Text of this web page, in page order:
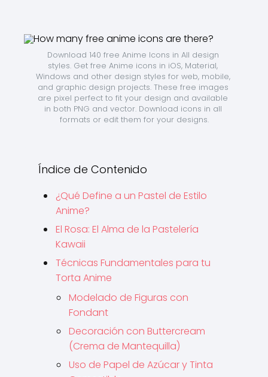
Download 140 free Anime Icons in All design
styles. Get free Anime icons in iOS, Material,
Windows and other design styles for web, mobile,
and graphic design projects. These free images
are pixel perfect to fit your design and available
in both PNG and vector. Download icons in all
formats or edit them for your designs.
Índice de Contenido
¿Qué Define a un Pastel de Estilo
Anime?
El Rosa: El Alma de la Pastelería
Kawaii
Técnicas Fundamentales para tu
Torta Anime
Modelado de Figuras con
Fondant
Decoración con Buttercream
(Crema de Mantequilla)
Uso de Papel de Azúcar y Tinta